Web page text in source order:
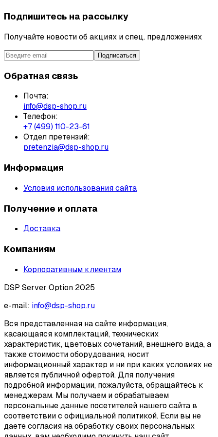
Подпишитесь на рассылку
Получайте новости об акциях и спец. предложениях
Подписаться
Обратная связь
Почта:
info@dsp-shop.ru
Телефон:
+7 (499) 110-23-61
Отдел претензий:
pretenzia@dsp-shop.ru
Информация
Условия использования сайта
Получение и оплата
Доставка
Компаниям
Корпоративным клиентам
DSP Server Option 2025
e-mail: info@dsp-shop.ru
Вся представленная на сайте информация,
касающаяся комплектаций, технических
характеристик, цветовых сочетаний, внешнего вида, а
также стоимости оборудования, носит
информационный характер и ни при каких условиях не
является публичной офертой. Для получения
подробной информации, пожалуйста, обращайтесь к
менеджерам. Мы получаем и обрабатываем
персональные данные посетителей нашего сайта в
соответствии с официальной политикой. Если вы не
даете согласия на обработку своих персональных